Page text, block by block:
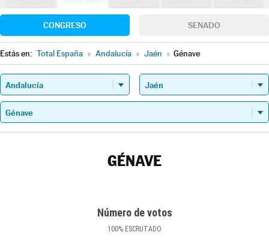
CONGRESO SENADO
Estás en: Total España » Andalucía » Jaén » Génave
GÉNAVE
Número de votos
100% ESCRUTADO